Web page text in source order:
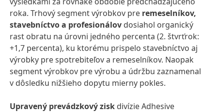
roka. Trhový segment výrobkov pre remeselníkov,
stavebníctvo a profesionálov dosiahol organický
rast obratu na úrovni jedného percenta (2. štvrťrok:
+1,7 percenta), ku ktorému prispelo stavebníctvo aj
výrobky pre spotrebiteľov a remeselníkov. Naopak
segment výrobkov pre výrobu a údržbu zaznamenal
v dôsledku nižšieho dopytu mierny pokles.
Upravený prevádzkový zisk divízie Adhesive